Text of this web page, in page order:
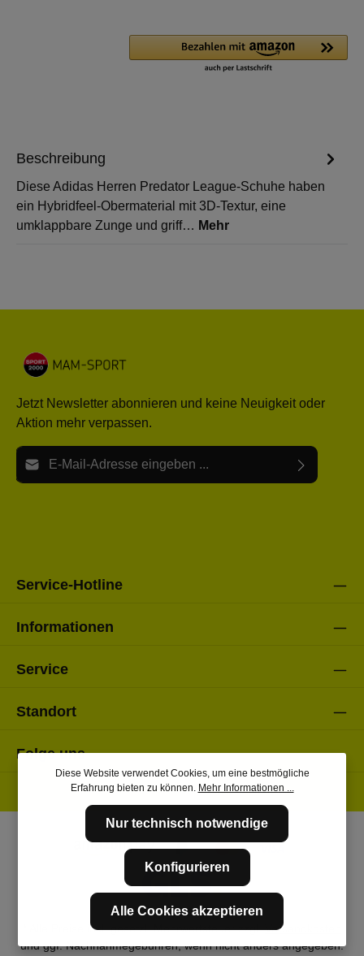
Beschreibung
Diese Adidas Herren Predator League-Schuhe haben
ein Hybridfeel-Obermaterial mit 3D-Textur, eine
umklappbare Zunge und griff… Mehr
Jetzt Newsletter abonnieren und keine Neuigkeit oder
Aktion mehr verpassen.
E-Mail-Adresse*
Service-Hotline
Informationen
Service
Standort
Folge uns
* Alle Preise inkl. gesetzl. Mehrwertsteuer zzgl.Versandkosten
und ggf. Nachnahmegebühren, wenn nicht anders angegeben.
Diese Website verwendet Cookies, um eine bestmögliche
Erfahrung bieten zu können. Mehr Informationen ...
Nur technisch notwendige
Konfigurieren
Alle Cookies akzeptieren